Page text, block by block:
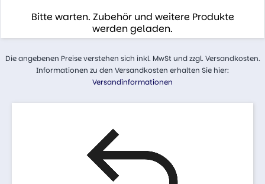
Bitte warten. Zubehör und weitere Produkte
werden geladen.
Die angebenen Preise verstehen sich inkl. MwSt und zzgl. Versandkosten.
Informationen zu den Versandkosten erhalten Sie hier:
Versandinformationen